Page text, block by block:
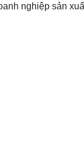
nghiệp sản